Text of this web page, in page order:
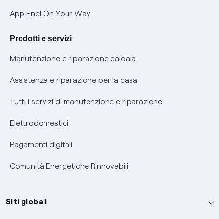
Verifica chi ti ha chiamato
Agevolazione utenti con disabilità per offerte Fibra
Informativa RAEE
App Enel On Your Way
Prodotti e servizi
Manutenzione e riparazione caldaia
Assistenza e riparazione per la casa
Tutti i servizi di manutenzione e riparazione
Elettrodomestici
Pagamenti digitali
Comunità Energetiche Rinnovabili
Siti globali